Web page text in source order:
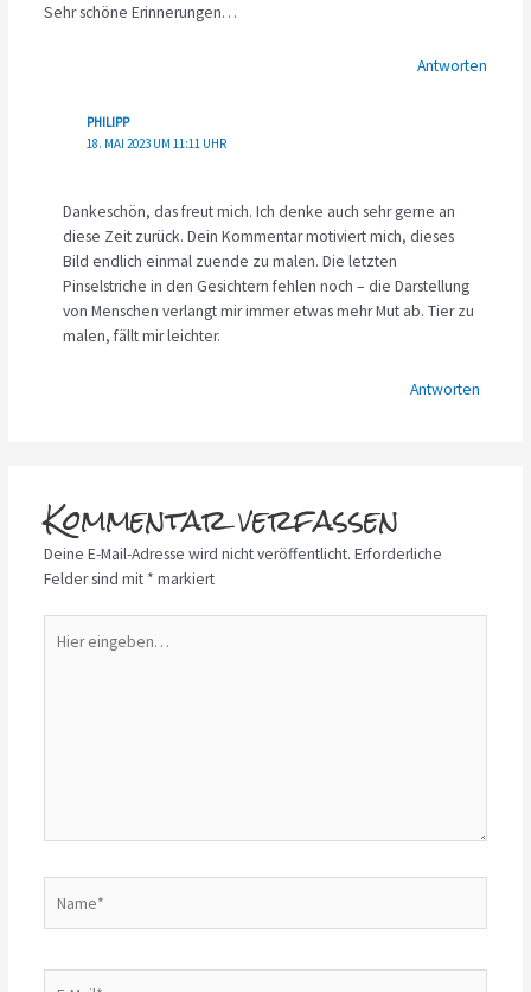
Sehr schöne Erinnerungen…
Antworten
PHILIPP
18. MAI 2023 UM 11:11 UHR
Dankeschön, das freut mich. Ich denke auch sehr gerne an
diese Zeit zurück. Dein Kommentar motiviert mich, dieses
Bild endlich einmal zuende zu malen. Die letzten
Pinselstriche in den Gesichtern fehlen noch – die Darstellung
von Menschen verlangt mir immer etwas mehr Mut ab. Tier zu
malen, fällt mir leichter.
Antworten
Kommentar verfassen
Deine E-Mail-Adresse wird nicht veröffentlicht. Erforderliche
Felder sind mit * markiert
eingeben…